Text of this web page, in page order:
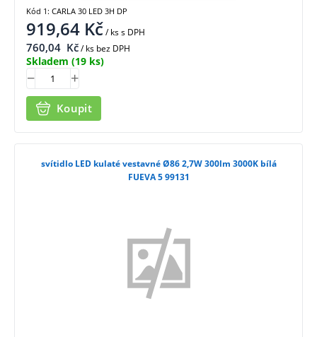
919,64 Kč/ kss DPH
760,04 Kč/ ks bez DPH
Skladem (19 ks)
Koupit
Kód 1: CARLA 30 LED 3H DP
svítidlo LED kulaté vestavné Ø86 2,7W 300lm 3000K bílá
FUEVA 5 99131